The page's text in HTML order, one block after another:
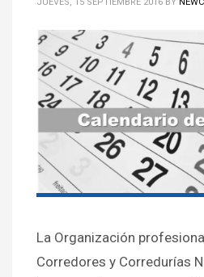
La Organización
Corredores y Corredurías